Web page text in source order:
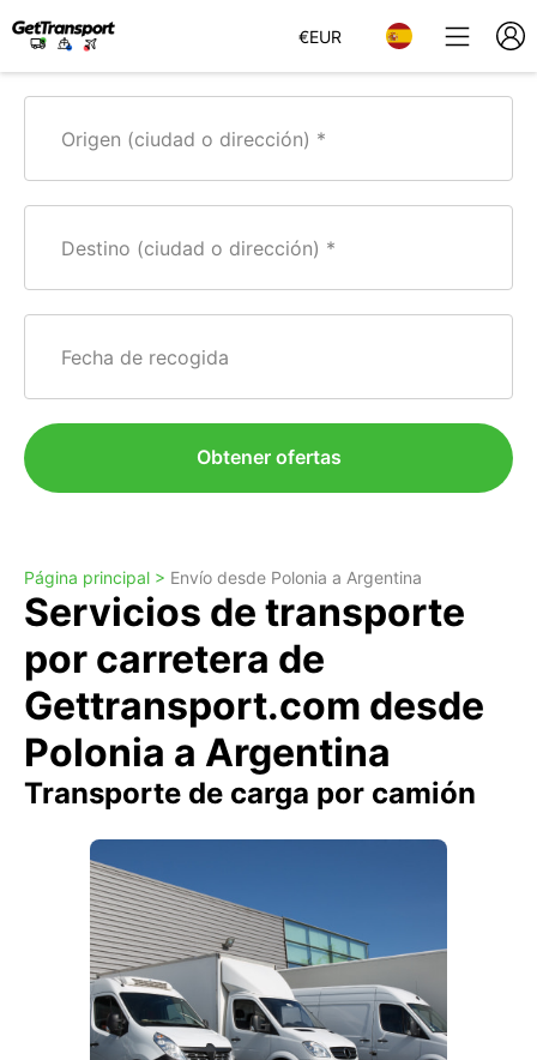
€EUR
Origen (ciudad o dirección)
Destino (ciudad o dirección)
Fecha de recogida
Obtener ofertas
Página principal > Envío desde Polonia a Argentina
Servicios de transporte
por carretera de
Gettransport.com desde
Polonia a Argentina
Transporte de carga por camión